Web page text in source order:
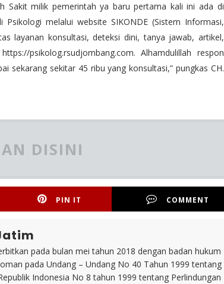
Sakit milik pemerintah ya baru pertama kali ini ada di
melalui website SIKONDE (Sistem Informasi,
layanan konsultasi, deteksi dini, tanya jawab, artikel,
psikolog.rsudjombang.com. Alhamdulillah respon
sekarang sekitar 45 ribu yang konsultasi,” pungkas CH.
DISINI
PIN IT COMMENT
pada bulan mei tahun 2018 dengan badan hukum
pada Undang – Undang No 40 Tahun 1999 tentang
Indonesia No 8 tahun 1999 tentang Perlindungan